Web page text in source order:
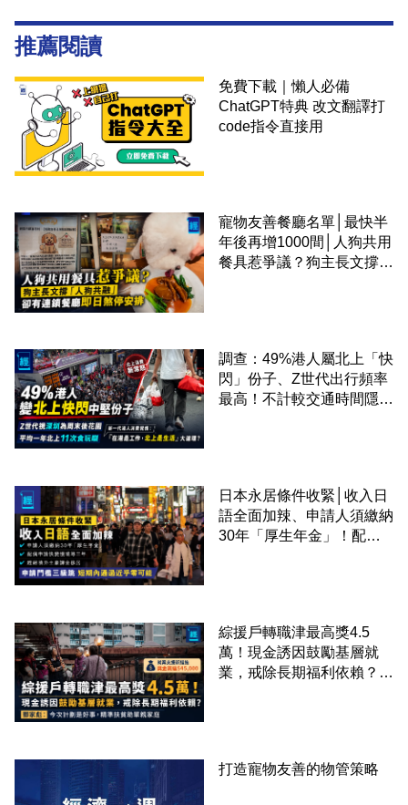
推薦閱讀
免費下載｜懶人必備
ChatGPT特典 改文翻譯打
code指令直接用
寵物友善餐廳名單│最快半
年後再增1000間│人狗共用
餐具惹爭議？狗主長文撐
調查：49%港人屬北上「快
閃」份子、Z世代出行頻率
最高！不計較交通時間隱形
日本永居條件收緊│收入日
語全面加辣、申請人須繳納
30年「厚生年金」！配偶
綜援戶轉職津最高獎4.5
萬！現金誘因鼓勵基層就
業，戒除長期福利依賴？鄧
打造寵物友善的物管策略